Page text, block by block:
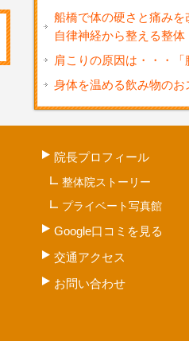
船橋で体の硬さと痛みを
自律神経から整える整体
肩こりの原因は・・・「
身体を温める飲み物のお
院長プロフィール
整体院ストーリー
プライベート写真館
Google口コミを見る
交通アクセス
お問い合わせ